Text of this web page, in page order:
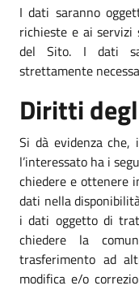
I dati saranno
richieste e ai servizi
del Sito. I dati
strettamente
Diritti
Si dà evidenza
l’interessato ha i
chiedere e ottenere
dati nella
i dati oggetto di
chiedere la
trasferimento ad
modifica e/o